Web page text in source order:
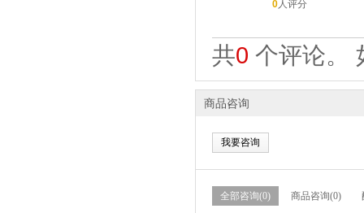
0人评分
共0 个评论。
商品咨询
我要咨询
全部咨询(0) 商品咨询(0)